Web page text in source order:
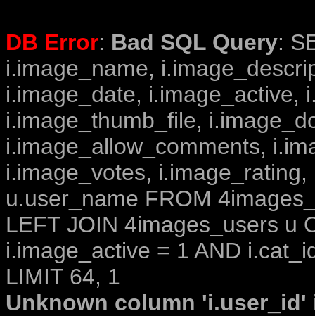
DB Error: Bad SQL Query:
i.image_name,
i.image_date, i.image_active,
i.image_thumb_file,
i.image_allow_comments,
i.image_votes,
u.user_name FROM
LEFT JOIN 4images_users u
i.image_active = 1 AND
LIMIT 64, 1
Unknown column